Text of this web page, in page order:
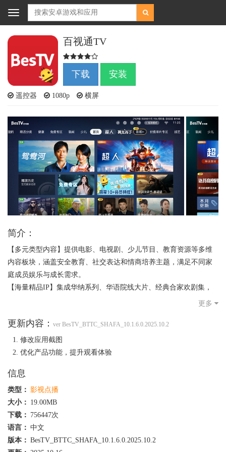
Toggle
navigation
百视通TV
下载 安装
遥控器 1080p 横屏
简介：
【多元类型内容】提供电影、电视剧、少儿节目、教育资源等多维
内容板块，涵盖安全教育、社交表达和情商培养主题，满足不同家
庭成员娱乐与成长需求。
【海量精品IP】集成华纳系列、华语院线大片、经典合家欢剧集，
以及小猪佩奇、嗨道奇、巧虎、贝瓦、汪汪队等广受喜爱的全球知
【寓教于乐体验】依托持续更新的优质资源，将趣味与学习深度融
合，激发各年龄段兴趣与潜能，助力家庭共同成长。
更多
更新内容： ver BesTV_BTTC_SHAFA_10.1.6.0.2025.10.2
修改应用截图
优化产品功能，提升观看体验
信息
类型： 影视点播
大小： 19.00MB
下载： 756447次
语言： 中文
版本： BesTV_BTTC_SHAFA_10.1.6.0.2025.10.2